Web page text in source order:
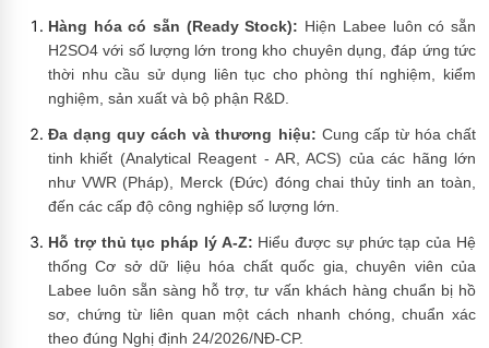
Hàng hóa có sẵn (Ready Stock): Hiện Labee luôn có sẵn
H2SO4 với số lượng lớn trong kho chuyên dụng, đáp ứng tức
thời nhu cầu sử dụng liên tục cho phòng thí nghiệm, kiểm
nghiệm, sản xuất và bộ phận R&D.
Đa dạng quy cách và thương hiệu: Cung cấp từ hóa chất
tinh khiết (Analytical Reagent - AR, ACS) của các hãng lớn
như VWR (Pháp), Merck (Đức) đóng chai thủy tinh an toàn,
đến các cấp độ công nghiệp số lượng lớn.
Hỗ trợ thủ tục pháp lý A-Z: Hiểu được sự phức tạp của Hệ
thống Cơ sở dữ liệu hóa chất quốc gia, chuyên viên của
Labee luôn sẵn sàng hỗ trợ, tư vấn khách hàng chuẩn bị hồ
sơ, chứng từ liên quan một cách nhanh chóng, chuẩn xác
theo đúng Nghị định 24/2026/NĐ-CP.